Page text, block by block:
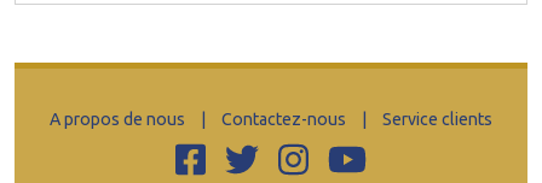
A propos de nous Contactez-nous Service clients